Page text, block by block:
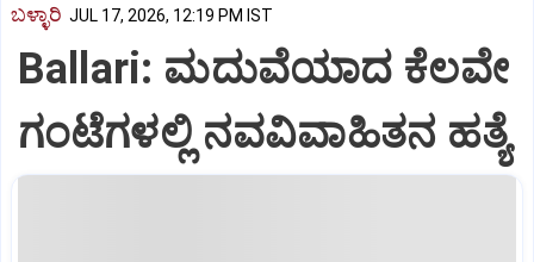
ಬಳ್ಳಾರಿ JUL 17, 2026, 12:19 PM IST
Ballari: ಮದುವೆಯಾದ ಕೆಲವೇ
ಗಂಟೆಗಳಲ್ಲಿ ನವವಿವಾಹಿತನ ಹತ್ಯೆ